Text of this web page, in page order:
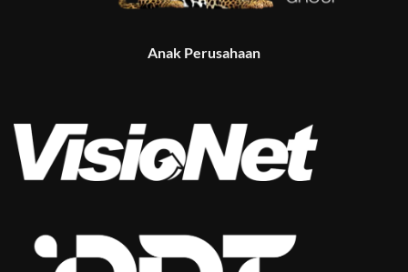
Anak Perusahaan